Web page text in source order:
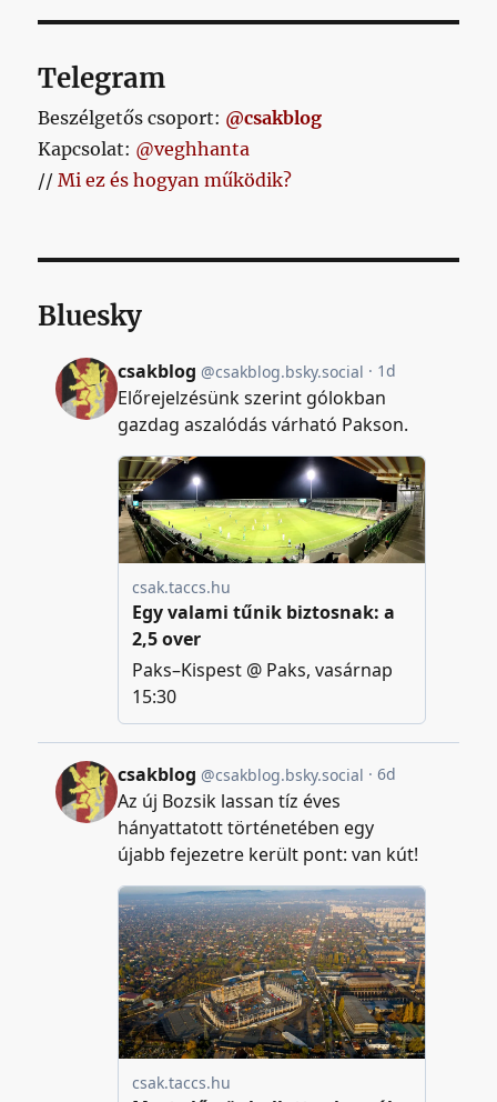
Telegram
Beszélgetős csoport: @csakblog
Kapcsolat: @veghhanta
//Mi ez és hogyan működik?
Bluesky